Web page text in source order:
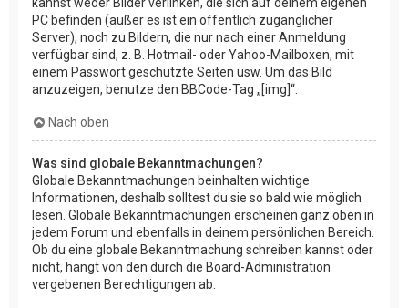
PC befinden (außer es ist ein öffentlich zugänglicher
Server), noch zu Bildern, die nur nach einer Anmeldung
verfügbar sind, z. B. Hotmail- oder Yahoo-Mailboxen, mit
einem Passwort geschützte Seiten usw. Um das Bild
anzuzeigen, benutze den BBCode-Tag „[img]“.
Nach oben
Was sind globale Bekanntmachungen?
Globale Bekanntmachungen beinhalten wichtige
Informationen, deshalb solltest du sie so bald wie möglich
lesen. Globale Bekanntmachungen erscheinen ganz oben in
jedem Forum und ebenfalls in deinem persönlichen Bereich.
Ob du eine globale Bekanntmachung schreiben kannst oder
nicht, hängt von den durch die Board-Administration
vergebenen Berechtigungen ab.